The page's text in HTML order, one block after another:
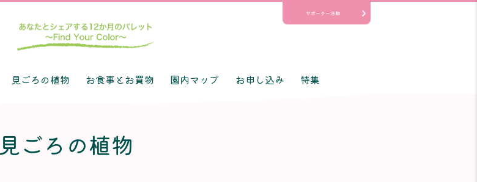
サポーター活動
見ごろの植物 お食事とお買物 園内マップ お申し込み 特集
見ごろの植物